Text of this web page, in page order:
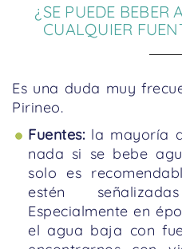
¿SE PUEDE BEBER
CUALQUIER
Es una duda muy
Pirineo.
Fuentes: la mayoría
nada si se bebe
solo es
estén
Especialmente en
el agua baja con